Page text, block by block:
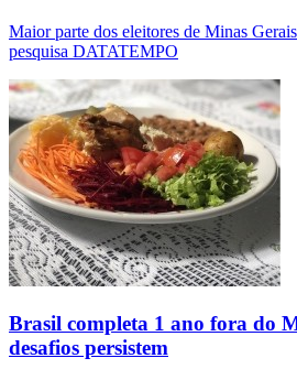
Maior parte dos eleitores de Minas
pesquisa DATATEMPO
Brasil completa 1 ano fora do
desafios persistem